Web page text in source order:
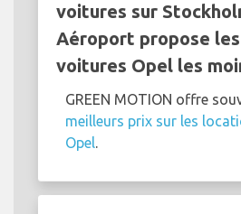
voitures sur
Aéroport propose
voitures Opel les
GREEN MOTION offre
meilleurs prix sur les
Opel.